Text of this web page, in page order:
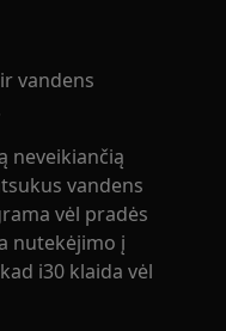
vandens
neveikiančią
vandens
vėl pradės
nutekėjimo į
i30 klaida vėl